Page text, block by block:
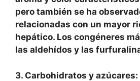
pero también se ha
relacionadas con un mayor
hepático. Los congéneres
las aldehídos y las
3. Carbohidratos y azúcares: